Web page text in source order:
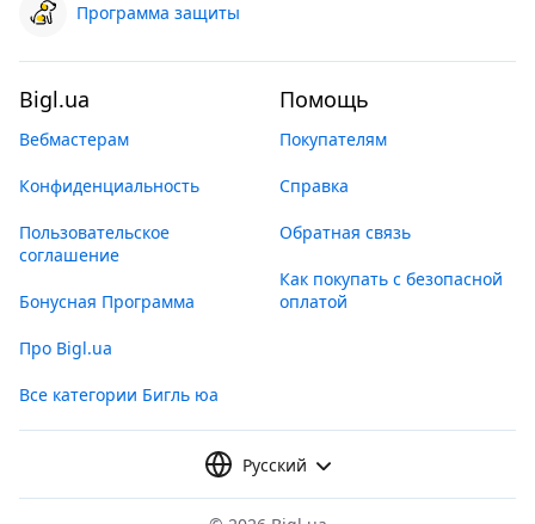
Программа защиты
Bigl.ua
Вебмастерам
Конфиденциальность
Пользовательское
соглашение
Бонусная Программа
Про Bigl.ua
Все категории Бигль юа
Помощь
Покупателям
Справка
Обратная связь
Как покупать с безопасной
оплатой
Русский